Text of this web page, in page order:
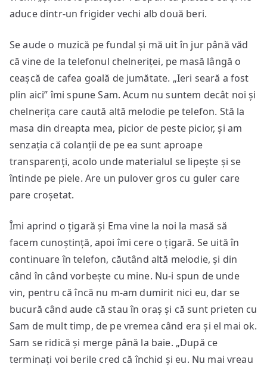
aduce dintr-un frigider vechi alb două beri.
Se aude o muzică pe fundal și mă uit în jur până văd
că vine de la telefonul chelneriței, pe masă lângă o
ceașcă de cafea goală de jumătate. „Ieri seară a fost
plin aici” îmi spune Sam. Acum nu suntem decât noi și
chelnerița care caută altă melodie pe telefon. Stă la
masa din dreapta mea, picior de peste picior, și am
senzația că colanții de pe ea sunt aproape
transparenți, acolo unde materialul se lipește și se
întinde pe piele. Are un pulover gros cu guler care
pare croșetat.
Îmi aprind o țigară și Ema vine la noi la masă să
facem cunoștință, apoi îmi cere o țigară. Se uită în
continuare în telefon, căutând altă melodie, și din
când în când vorbește cu mine. Nu-i spun de unde
vin, pentru că încă nu m-am dumirit nici eu, dar se
bucură când aude că stau în oraș și că sunt prieten cu
Sam de mult timp, de pe vremea când era și el mai ok.
Sam se ridică și merge până la baie. „După ce
terminați voi berile cred că închid și eu. Nu mai vreau